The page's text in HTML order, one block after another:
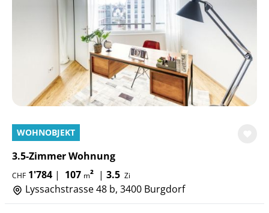
WOHNOBJEKT
3.5-Zimmer Wohnung
CHF 1'784 | 107 m² | 3.5 Zi
Lyssachstrasse 48 b, 3400 Burgdorf